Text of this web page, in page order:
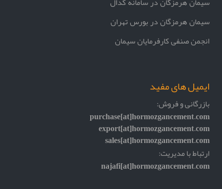
سیمان هرمزگان در سامانه کدال
سیمان هرمزگان در بورس تهران
انجمن صنفی کارفرمایان سیمان
ایمیل های مفید
بازرگانی و فروش:
purchase[at]hormozgancement.com
export[at]hormozgancement.com
sales[at]hormozgancement.com
ارتباط با مدیریت:
najafi[at]hormozgancement.com